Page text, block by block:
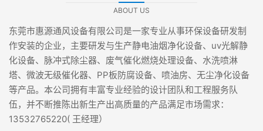
ABOUT US
东莞市惠源通风设备有限公司是一家专业从事环保设备研发制
作安装的企业，主要研发与生产静电油烟净化设备、uv光解静
化设备、脉冲式除尘器、废气催化燃烧处理设备、水洗喷淋
塔、微波无级催化器、PP板防腐设备、喷油房、无尘净化设备
等产品。本公司拥有丰富专业经验的设计团队和工程服务队
伍，并不断推陈出新生产出高质量的产品满足市场需求：
13532765220( 王经理）